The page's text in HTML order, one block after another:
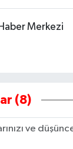
Merkezi
(8)